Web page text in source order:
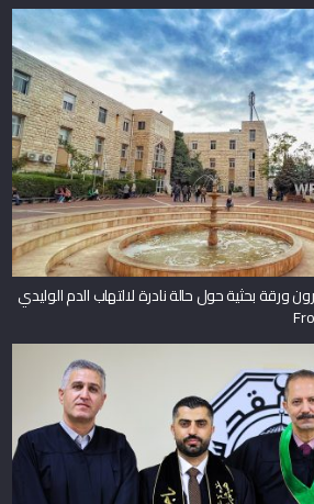
بحثية حول حالة نادرة لالتهاب الدم الوليدي